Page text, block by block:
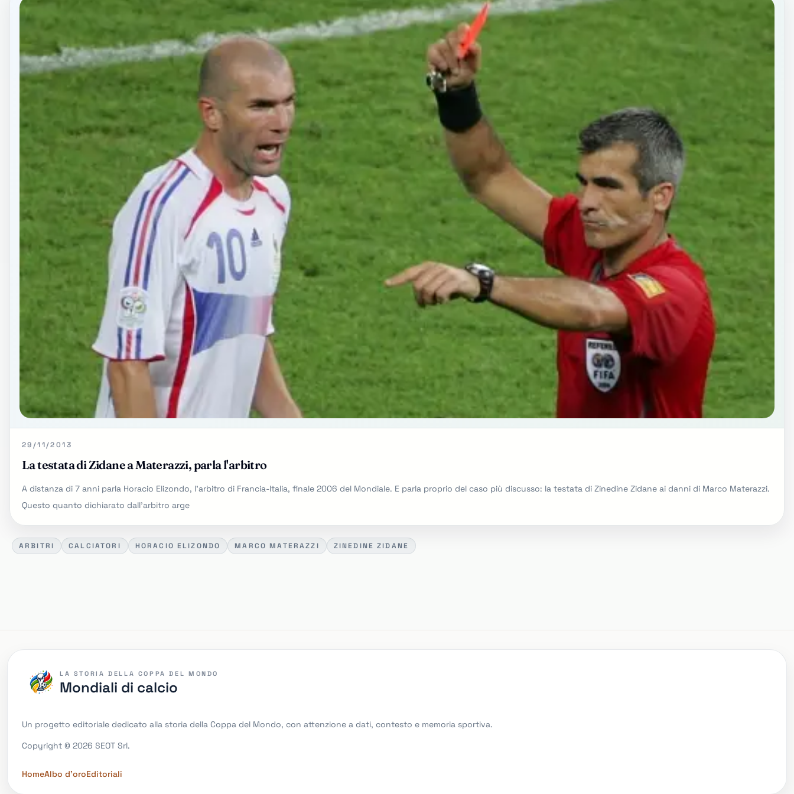
29/11/2013
La testata di Zidane a Materazzi, parla l'arbitro
A distanza di 7 anni parla Horacio Elizondo, l'arbitro di Francia-Italia, finale 2006 del Mondiale. E parla proprio del caso più discusso: la testata di Zinedine Zidane ai danni di Marco Materazzi.
Questo quanto dichiarato dall'arbitro arge
ARBITRI CALCIATORI HORACIO ELIZONDO MARCO MATERAZZI ZINEDINE ZIDANE
LA STORIA DELLA COPPA DEL MONDO
Mondiali di calcio
Un progetto editoriale dedicato alla storia della Coppa del Mondo, con attenzione a dati, contesto e memoria sportiva.
Copyright © 2026 SEOT Srl.
HomeAlbo d'oroEditoriali